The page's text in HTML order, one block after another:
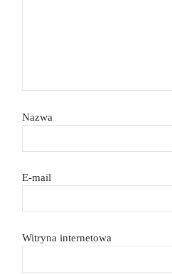
Nazwa
E-mail
Witryna internetowa